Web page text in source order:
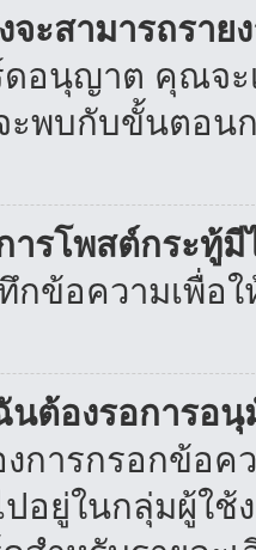
จะสามารถรา
อนุญาต คุณจะ
พบกับขั้นตอน
รโพสต์กระทู้มี
ข้อความเพื่อใ
นต้องรอการอนุ
การกรอกข้อค
อยู่ในกลุ่มผู้ใช้